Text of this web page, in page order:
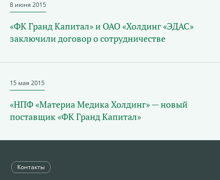
8 июня 2015
«ФК Гранд Капитал» и ОАО «Холдинг «ЭДАС»
заключили договор о сотрудничестве
15 мая 2015
«НПФ «Материа Медика Холдинг» — новый
поставщик «ФК Гранд Капитал»
Контакты